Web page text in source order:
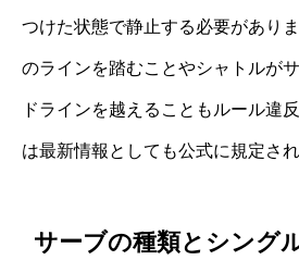
つけた状態で静止する必要があり
のラインを踏むことやシャトルが
ドラインを越えることもルール違
は最新情報としても公式に規定され
サーブの種類とシング